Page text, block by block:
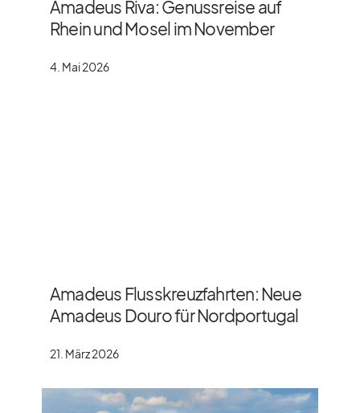
Amadeus Riva: Genussreise auf
Rhein und Mosel im November
4. Mai 2026
Amadeus Flusskreuzfahrten: Neue
Amadeus Douro für Nordportugal
21. März 2026